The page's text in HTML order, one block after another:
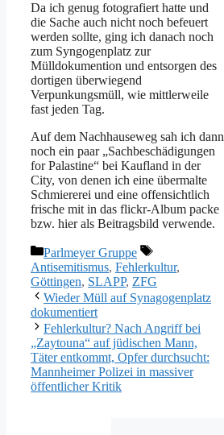
Da ich genug fotografiert hatte und
die Sache auch nicht noch befeuert
werden sollte, ging ich danach noch
zum Syngogenplatz zur
Mülldokumention und entsorgen des
dortigen überwiegend
Verpunkungsmüll, wie mittlerweile
fast jeden Tag.
Auf dem Nachhauseweg sah ich dann
noch ein paar „Sachbeschädigungen
for Palastine“ bei Kaufland in der
City, von denen ich eine übermalte
Schmiererei und eine offensichtlich
frische mit in das flickr-Album packe
bzw. hier als Beitragsbild verwende.
Kategorien
Parlmeyer Gruppe
Schlagwörter
Antisemitismus, Fehlerkultur,
Göttingen, SLAPP, ZFG
Wieder Müll auf Synagogenplatz
dokumentiert
Fehlerkultur? Nach Angriff bei
„Zaytouna“ auf jüdischen Mann,
Täter entkommt, Opfer durchsucht:
Mannheimer Polizei in massiver
öffentlicher Kritik